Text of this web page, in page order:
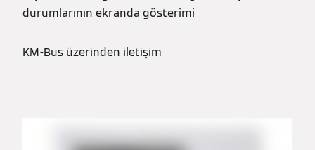
durumlarının ekranda gösterimi
KM-Bus üzerinden iletişim